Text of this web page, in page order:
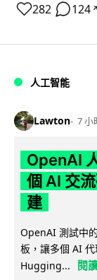
282 124 ↗
人工智能
Lawton 7 小
OpenAI
個 AI 交
建
OpenAI 測試中
板，讓多個 AI
Hugging...
閱